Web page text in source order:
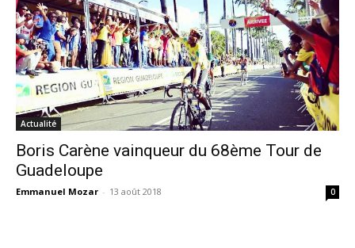
Actualité
Boris Carène vainqueur du 68ème Tour de
Guadeloupe
Emmanuel Mozar - 13 août 2018 0